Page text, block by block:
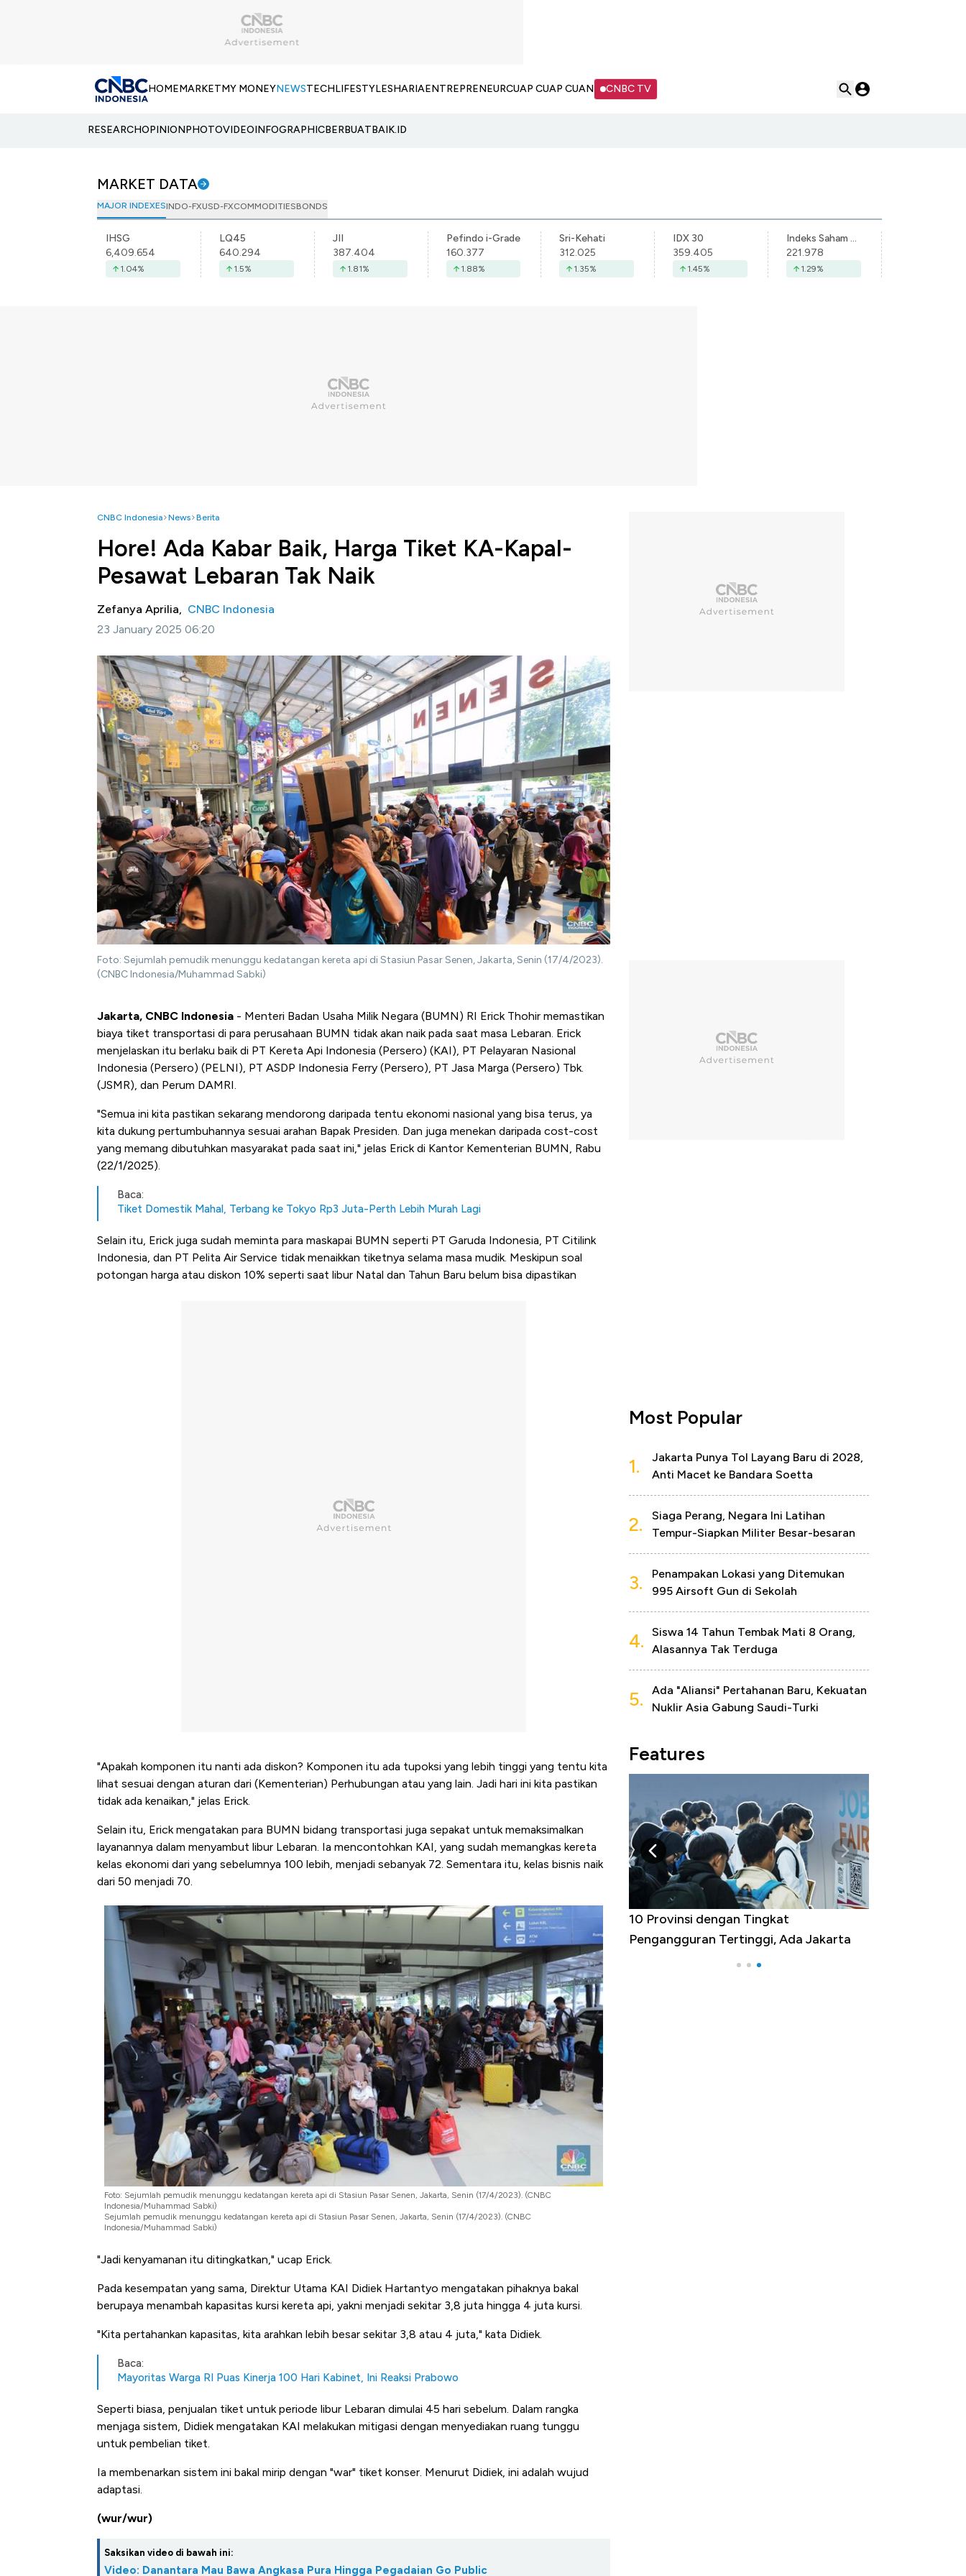
HOMEMARKETMY MONEYNEWSTECHLIFESTYLESHARIAENTREPRENEURCUAP CUAP CUAN CNBC TV
RESEARCHOPINIONPHOTOVIDEOINFOGRAPHICBERBUATBAIK.ID
MARKET DATA
MAJOR INDEXESINDO-FXUSD-FXCOMMODITIESBONDS
IHSG
6,409.654
1.04%
LQ45
640.294
1.5%
JII
387.404
1.81%
Pefindo i-Grade
160.377
1.88%
Sri-Kehati
312.025
1.35%
IDX 30
359.405
1.45%
Indeks Saham Syariah Indonesia
221.978
1.29%
CNBC Indonesia News Berita
Hore! Ada Kabar Baik, Harga Tiket KA-Kapal-
Pesawat Lebaran Tak Naik
Zefanya Aprilia, CNBC Indonesia
23 January 2025 06:20
Foto: Sejumlah pemudik menunggu kedatangan kereta api di Stasiun Pasar Senen, Jakarta, Senin (17/4/2023).
(CNBC Indonesia/Muhammad Sabki)
Jakarta, CNBC Indonesia - Menteri Badan Usaha Milik Negara (BUMN) RI Erick Thohir memastikan
biaya tiket transportasi di para perusahaan BUMN tidak akan naik pada saat masa Lebaran. Erick
menjelaskan itu berlaku baik di PT Kereta Api Indonesia (Persero) (KAI), PT Pelayaran Nasional
Indonesia (Persero) (PELNI), PT ASDP Indonesia Ferry (Persero), PT Jasa Marga (Persero) Tbk.
(JSMR), dan Perum DAMRI.
"Semua ini kita pastikan sekarang mendorong daripada tentu ekonomi nasional yang bisa terus, ya
kita dukung pertumbuhannya sesuai arahan Bapak Presiden. Dan juga menekan daripada cost-cost
yang memang dibutuhkan masyarakat pada saat ini," jelas Erick di Kantor Kementerian BUMN, Rabu
(22/1/2025).
Baca:
Tiket Domestik Mahal, Terbang ke Tokyo Rp3 Juta-Perth Lebih Murah Lagi
Selain itu, Erick juga sudah meminta para maskapai BUMN seperti PT Garuda Indonesia, PT Citilink
Indonesia, dan PT Pelita Air Service tidak menaikkan tiketnya selama masa mudik. Meskipun soal
potongan harga atau diskon 10% seperti saat libur Natal dan Tahun Baru belum bisa dipastikan
"Apakah komponen itu nanti ada diskon? Komponen itu ada tupoksi yang lebih tinggi yang tentu kita
lihat sesuai dengan aturan dari (Kementerian) Perhubungan atau yang lain. Jadi hari ini kita pastikan
tidak ada kenaikan," jelas Erick.
Selain itu, Erick mengatakan para BUMN bidang transportasi juga sepakat untuk memaksimalkan
layanannya dalam menyambut libur Lebaran. Ia mencontohkan KAI, yang sudah memangkas kereta
kelas ekonomi dari yang sebelumnya 100 lebih, menjadi sebanyak 72. Sementara itu, kelas bisnis naik
dari 50 menjadi 70.
Foto: Sejumlah pemudik menunggu kedatangan kereta api di Stasiun Pasar Senen, Jakarta, Senin (17/4/2023). (CNBC
Indonesia/Muhammad Sabki)
Sejumlah pemudik menunggu kedatangan kereta api di Stasiun Pasar Senen, Jakarta, Senin (17/4/2023). (CNBC
Indonesia/Muhammad Sabki)
"Jadi kenyamanan itu ditingkatkan," ucap Erick.
Pada kesempatan yang sama, Direktur Utama KAI Didiek Hartantyo mengatakan pihaknya bakal
berupaya menambah kapasitas kursi kereta api, yakni menjadi sekitar 3,8 juta hingga 4 juta kursi.
"Kita pertahankan kapasitas, kita arahkan lebih besar sekitar 3,8 atau 4 juta," kata Didiek.
Baca:
Mayoritas Warga RI Puas Kinerja 100 Hari Kabinet, Ini Reaksi Prabowo
Seperti biasa, penjualan tiket untuk periode libur Lebaran dimulai 45 hari sebelum. Dalam rangka
menjaga sistem, Didiek mengatakan KAI melakukan mitigasi dengan menyediakan ruang tunggu
untuk pembelian tiket.
Ia membenarkan sistem ini bakal mirip dengan "war" tiket konser. Menurut Didiek, ini adalah wujud
adaptasi.
(wur/wur)
Saksikan video di bawah ini:
Video: Danantara Mau Bawa Angkasa Pura Hingga Pegadaian Go Public
Most Popular
1.
Jakarta Punya Tol Layang Baru di 2028,
Anti Macet ke Bandara Soetta
2.
Siaga Perang, Negara Ini Latihan
Tempur-Siapkan Militer Besar-besaran
3.
Penampakan Lokasi yang Ditemukan
995 Airsoft Gun di Sekolah
4.
Siswa 14 Tahun Tembak Mati 8 Orang,
Alasannya Tak Terduga
5.
Ada "Aliansi" Pertahanan Baru, Kekuatan
Nuklir Asia Gabung Saudi-Turki
Features
Kongo Tutup Keran Ekspor, Harga
Tembaga Terbang ke Zona Berbahaya
Adu Panas Kinerja Emiten Minyak RI,
Mana yang Cuannya Paling Menyala?
10 Provinsi dengan Tingkat
Pengangguran Tertinggi, Ada Jakarta